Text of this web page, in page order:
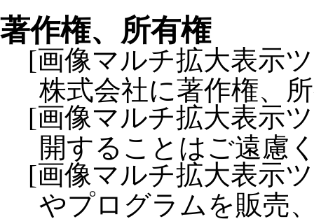
著作権、所有権
[画像マルチ拡大表示
株式会社に著作権、
[画像マルチ拡大表示
開することはご遠慮
[画像マルチ拡大表示
やプログラムを販売